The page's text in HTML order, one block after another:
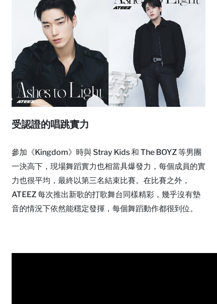
受認證的唱跳實力
參加《Kingdom》時與 Stray Kids 和 The BOYZ 等男團
一決高下，現場舞蹈實力也相當具爆發力，每個成員的實
力也很平均，最終以第三名結束比賽。在比賽之外，
ATEEZ 每次推出新歌的打歌舞台同樣精彩，幾乎沒有墊
音的情況下依然能穩定發揮，每個舞蹈動作都很到位。